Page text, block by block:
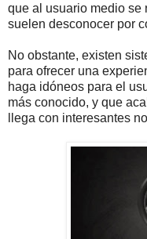
que al usuario medio se
suelen desconocer por
No obstante, existen
para ofrecer una
haga idóneos para el
más conocido, y que
llega con interesantes